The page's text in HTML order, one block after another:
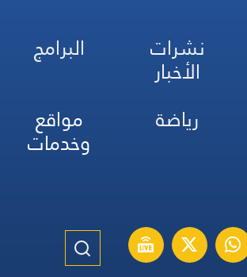
نشرات
الأخبار
البرامج
رياضة مواقع
وخدمات